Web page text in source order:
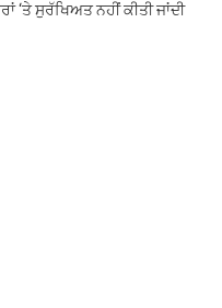
‘ਤੇ ਸੁਰੱਖਿਅਤ ਨਹੀਂ ਕੀਤੀ ਜਾਂਦੀ